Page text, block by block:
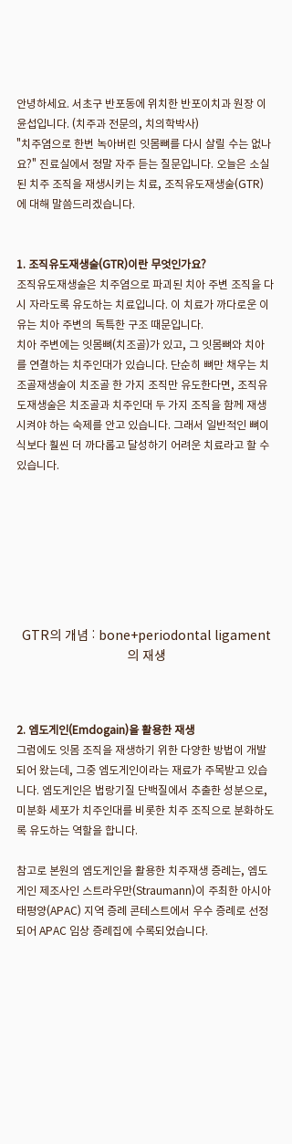
안녕하세요. 서초구 반포동에 위치한 반포이치과 원장 이
윤섭입니다. (치주과 전문의, 치의학박사)
"치주염으로 한번 녹아버린 잇몸뼈를 다시 살릴 수는 없나
요?" 진료실에서 정말 자주 듣는 질문입니다. 오늘은 소실
된 치주 조직을 재생시키는 치료, 조직유도재생술(GTR)
에 대해 말씀드리겠습니다.
1. 조직유도재생술(GTR)이란 무엇인가요?
조직유도재생술은 치주염으로 파괴된 치아 주변 조직을 다
시 자라도록 유도하는 치료입니다. 이 치료가 까다로운 이
유는 치아 주변의 독특한 구조 때문입니다.
치아 주변에는 잇몸뼈(치조골)가 있고, 그 잇몸뼈와 치아
를 연결하는 치주인대가 있습니다. 단순히 뼈만 채우는 치
조골재생술이 치조골 한 가지 조직만 유도한다면, 조직유
도재생술은 치조골과 치주인대 두 가지 조직을 함께 재생
시켜야 하는 숙제를 안고 있습니다. 그래서 일반적인 뼈이
식보다 훨씬 더 까다롭고 달성하기 어려운 치료라고 할 수
있습니다.
GTR의 개념 : bone+periodontal ligament
의 재생
2. 엠도게인(Emdogain)을 활용한 재생
그럼에도 잇몸 조직을 재생하기 위한 다양한 방법이 개발
되어 왔는데, 그중 엠도게인이라는 재료가 주목받고 있습
니다. 엠도게인은 법랑기질 단백질에서 추출한 성분으로,
미분화 세포가 치주인대를 비롯한 치주 조직으로 분화하도
록 유도하는 역할을 합니다.
참고로 본원의 엠도게인을 활용한 치주재생 증례는, 엠도
게인 제조사인 스트라우만(Straumann)이 주최한 아시아
태평양(APAC) 지역 증례 콘테스트에서 우수 증례로 선정
되어 APAC 임상 증례집에 수록되었습니다.